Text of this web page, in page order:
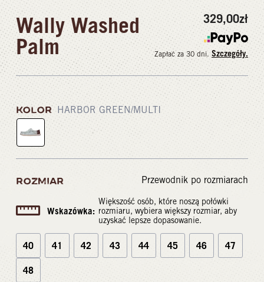
Wally Washed
Palm
329,00zł
Zapłać za 30 dni.Szczegóły.
KOLOR HARBOR GREEN/MULTI
ROZMIAR Przewodnik po rozmiarach
Wskazówka:
Większość osób, które noszą połówki
rozmiaru, wybiera większy rozmiar, aby
uzyskać lepsze dopasowanie.
40 41 42 43 44 45 46 47
48